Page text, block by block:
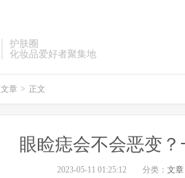
护肤圈
化妆品爱好者聚集地
文章 > 正文
眼睑痣会不会恶变
2023-05-11 01:25:12 分类： 文章